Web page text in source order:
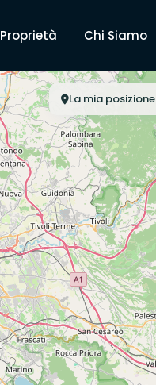
Proprietà Chi Siamo
La mia posizione